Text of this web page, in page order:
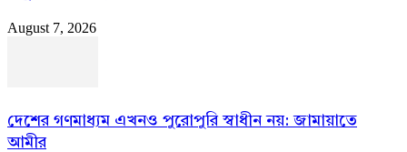
August 7, 2026
দেশের গণমাধ্যম এখনও পুরোপুরি স্বাধীন নয়: জামায়াতে
আমীর